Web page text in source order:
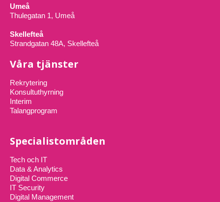
Umeå
Thulegatan 1, Umeå
Skellefteå
Strandgatan 48A, Skellefteå
Våra tjänster
Rekrytering
Konsultuthyrning
Interim
Talangprogram
Specialistområden
Tech och IT
Data & Analytics
Digital Commerce
IT Security
Digital Management